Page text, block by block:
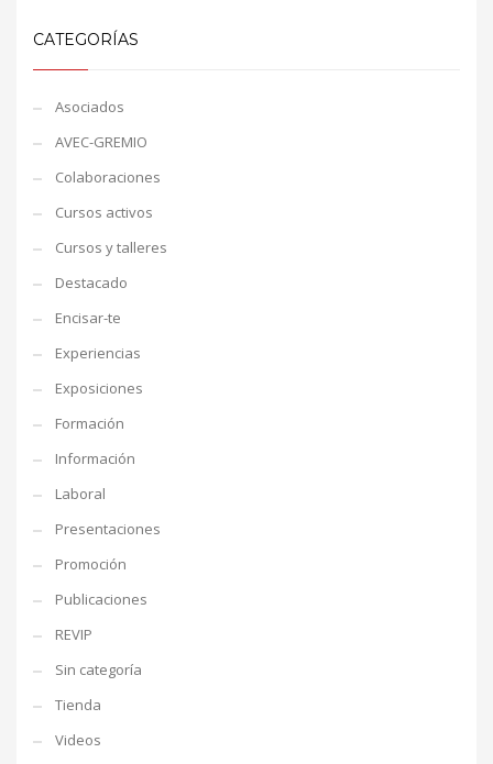
CATEGORÍAS
Asociados
AVEC-GREMIO
Colaboraciones
Cursos activos
Cursos y talleres
Destacado
Encisar-te
Experiencias
Exposiciones
Formación
Información
Laboral
Presentaciones
Promoción
Publicaciones
REVIP
Sin categoría
Tienda
Videos